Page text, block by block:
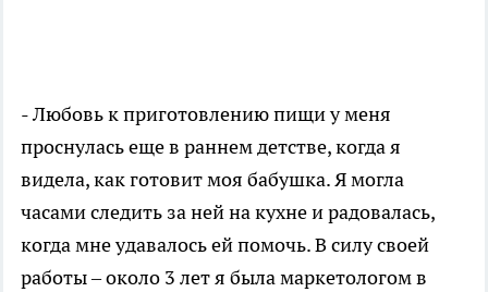
- Любовь к приготовлению пищи у меня
проснулась еще в раннем детстве, когда я
видела, как готовит моя бабушка. Я могла
часами следить за ней на кухне и радовалась,
когда мне удавалось ей помочь. В силу своей
работы – около 3 лет я была маркетологом в